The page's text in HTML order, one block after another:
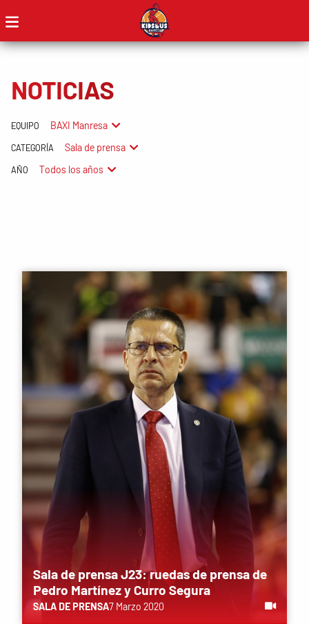
NOTICIAS
EQUIPO BAXI Manresa
CATEGORÍA Sala de prensa
AÑO Todos los años
Sala de prensa J23: ruedas de prensa de
Pedro Martínez y Curro Segura
SALA DE PRENSA7 Marzo 2020